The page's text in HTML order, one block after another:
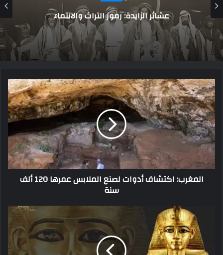
تعرف على أبو عثمان البرذعي.. حافظ الحديث
ومؤلف الضعفاء
المغرب: اكتشاف أدوات لصنع الملابس عمرها 120 ألف
سنة